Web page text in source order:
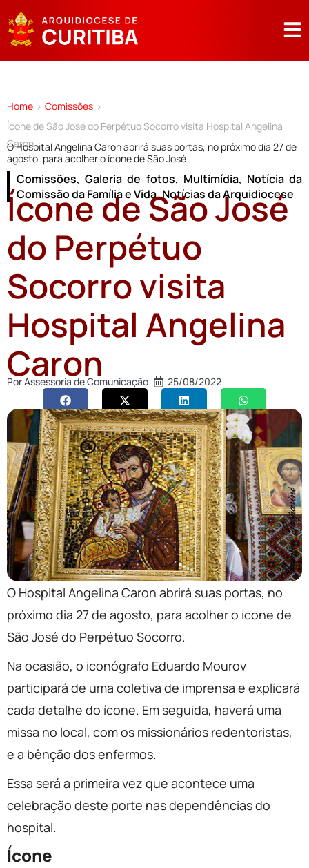
Home > Comissões >
Ícone de São José do Perpétuo Socorro visita Hospital Angelina
Caron
O Hospital Angelina Caron abrirá suas portas, no próximo dia 27 de
agosto, para acolher o ícone de São José
Comissões,Galeria de fotos, Multimídia, Notícia da
Comissão da Família e Vida,Notícias da Arquidiocese
Ícone de São José
do Perpétuo
Socorro visita
Hospital Angelina
Caron
PorAssessoria de Comunicação 25/08/2022
O Hospital Angelina Caron abrirá suas portas, no
próximo dia 27 de agosto, para acolher o ícone de
São José do Perpétuo Socorro.
Na ocasião, o iconógrafo Eduardo Mourov
participará de uma coletiva de imprensa e explicará
cada detalhe do ícone. Em seguida, haverá uma
missa no local, com os missionários redentoristas,
e a bênção dos enfermos.
Essa será a primeira vez que acontece uma
celebração deste porte nas dependências do
hospital.
Ícone